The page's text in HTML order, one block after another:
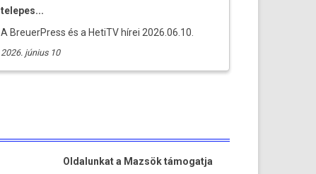
telepes...
A BreuerPress és a HetiTV hírei 2026.06.10.
2026. június 10
Oldalunkat a Mazsök támogatja